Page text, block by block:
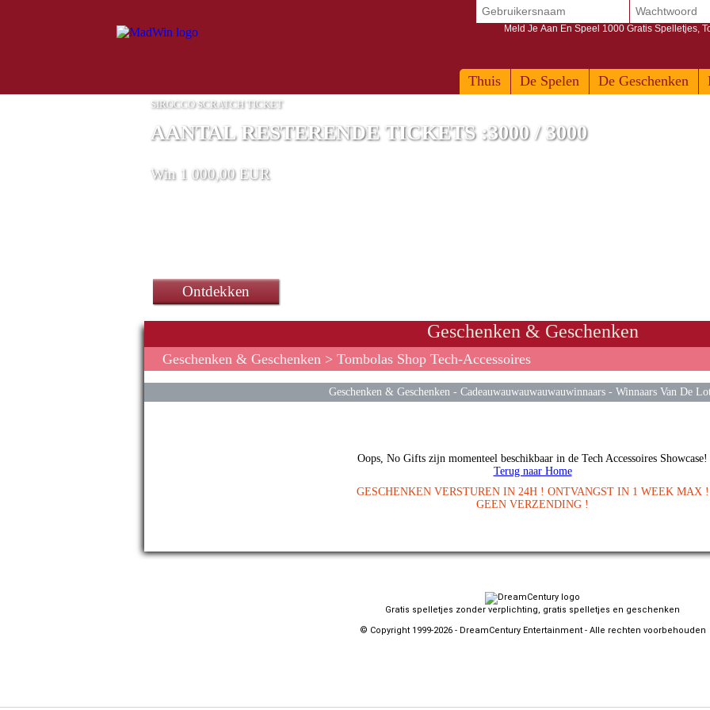
Thuis De Spelen De Geschenken
Meld Je Aan En Speel 1000 Gratis Spelletjes,
SIROCCO SCRATCH TICKET
AANTAL RESTERENDE TICKETS :3000 / 3000
Win 1 000,00 EUR
Ontdekken
een smartphone Cubot P80-telefoon
Geschenken & Geschenken
Geschenken & Geschenken > Tombolas Shop Tech-Accessoires
Geschenken & Geschenken - Cadeauwauwauwauwauwinnaars- Winnaars Van De
Oops, No Gifts zijn momenteel beschikbaar in de Tech Accessoires Showcase!
Terug naar Home
GESCHENKEN VERSTUREN IN 24H ! ONTVANGST IN 1 WEEK MAX !
GEEN VERZENDING !
Gratis spelletjes zonder verplichting, gratis spelletjes en geschenken
© Copyright 1999-2026 - DreamCentury Entertainment - Alle rechten voorbehouden